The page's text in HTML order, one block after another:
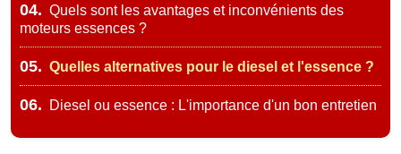
04. Quels sont les avantages et inconvénients des
moteurs essences ?
05. Quelles alternatives pour le diesel et l'essence ?
06. Diesel ou essence : L'importance d'un bon entretien